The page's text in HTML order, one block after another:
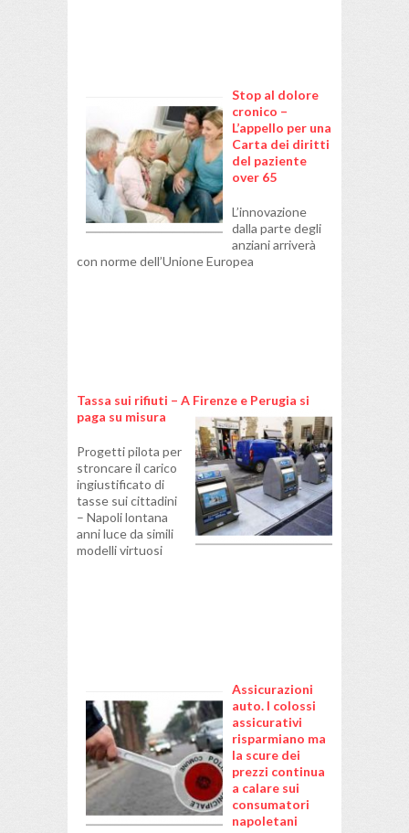
Stop al dolore
cronico –
L’appello per una
Carta dei diritti
del paziente
over 65
L’innovazione
dalla parte degli
anziani arriverà
con norme dell’Unione Europea
Tassa sui rifiuti – A Firenze e Perugia si
paga su misura
Progetti pilota per
stroncare il carico
ingiustificato di
tasse sui cittadini
– Napoli lontana
anni luce da simili
modelli virtuosi
Assicurazioni
auto. I colossi
assicurativi
risparmiano ma
la scure dei
prezzi continua
a calare sui
consumatori
napoletani